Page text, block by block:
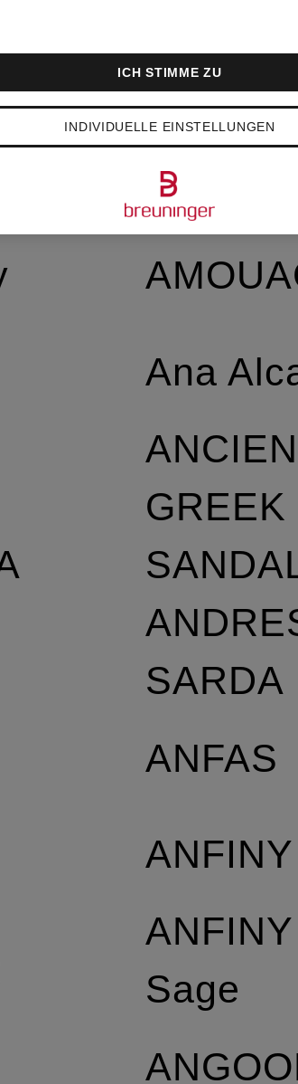
AMINA
AMIRI
Ana
GREEK
SARDA
ANFAS
ANFINY
ANFINY
Sage
INDIVIDUELLE EINSTELLUNGEN
ICH STIMME ZU